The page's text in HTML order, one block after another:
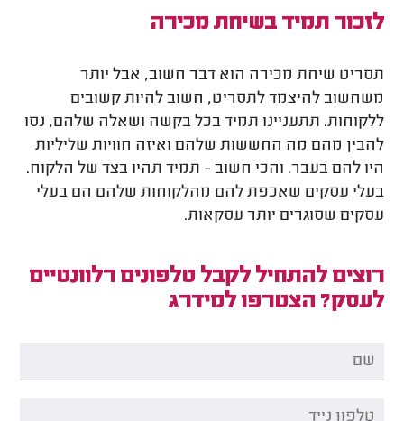
לזכור תמיד בשיחת מכירה
תסריט שיחת מכירה הוא דבר חשוב, אבל יותר
משחשוב להיצמד לתסריט, חשוב להיות קשובים
ללקוחות. תתעניינו תמיד בכל בקשה ושאלה שלהם, נסו
להבין מהם מה החששות שלהם ואיזה חוויות שליליות
היו להם בעבר. והכי חשוב - תמיד תהיו בצד של הלקוח.
בעלי עסקים שאכפת להם מהלקוחות שלהם הם בעלי
עסקים שסוגרים יותר עסקאות.
רוצים להתחיל לקבל טלפונים רלוונטיים
לעסק? הצטרפו למידרג